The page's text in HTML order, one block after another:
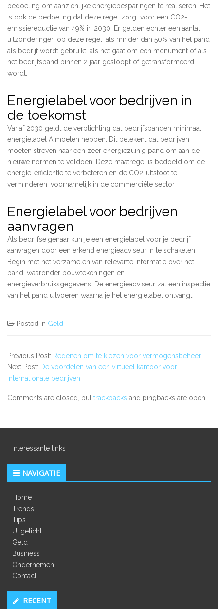
bedoeling om aanzienlijke energiebesparingen te realiseren. Het
is ook de bedoeling dat deze regel zorgt voor een CO2-
emissiereductie van 49% in 2030. Er gelden echter een aantal
uitzonderingen op deze regel: als minder dan 50% van het pand
als bedrijf wordt gebruikt, als het gaat om een monument of als
het bedrijfspand binnen 2 jaar gesloopt of getransformeerd
wordt.
Energielabel voor bedrijven in
de toekomst
Vanaf 2030 geldt de verplichting dat bedrijfspanden minimaal
energielabel A moeten hebben. Dit betekent dat bedrijven
moeten streven naar een zeer energiezuinig pand om aan de
nieuwe normen te voldoen. Deze maatregel is bedoeld om de
energie-efficiëntie te verbeteren en de CO2-uitstoot te
verminderen, voornamelijk in de commerciële sector.
Energielabel voor bedrijven
aanvragen
Als bedrijfseigenaar kun je een energielabel voor je bedrijf
aanvragen door een erkend energieadviseur in te schakelen.
Begin met het verzamelen van relevante informatie over het
pand, waaronder bouwtekeningen en
energieverbruiksgegevens. De energieadviseur zal een inspectie
van het pand uitvoeren waarna je het energielabel ontvangt.
Posted in Geld
Previous Post: Redenen om te kiezen voor vermogensbeheer
Next Post: De voordelen van een virtueel kantoor voor
internationale bedrijven
Comments are closed, but trackbacks and pingbacks are open.
Interessante links
NAVIGATIE
Home
Trends
Tips
Uitgelicht
Geld
Business
Ondernemen
Contact
RECENT